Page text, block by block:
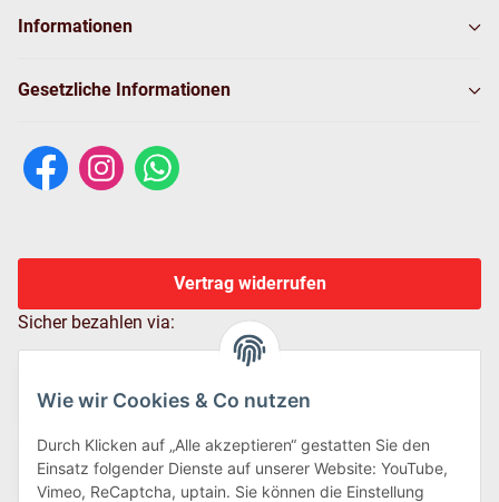
Wie wir Cookies & Co nutzen
Durch Klicken auf „Alle akzeptieren“ gestatten Sie den
Einsatz folgender Dienste auf unserer Website: YouTube,
Vimeo, ReCaptcha, uptain. Sie können die Einstellung
Informationen
Gesetzliche Informationen
Vertrag widerrufen
Sicher bezahlen via: